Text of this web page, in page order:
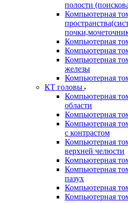
полости
Компьютерная
Компьютерная
Компьютерная
Компьютерная
железы
Компьютерная
КТ головы
Компьютерная
области
Компьютерная
Компьютерная
с контрастом
Компьютерная
верхней челюсти
Компьютерная
Компьютерная
пазух
Компьютерная
Компьютерная